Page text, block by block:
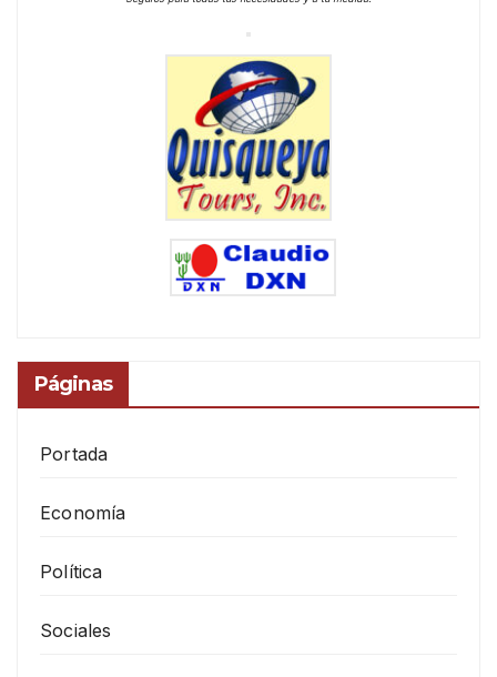
Páginas
Portada
Economía
Política
Sociales